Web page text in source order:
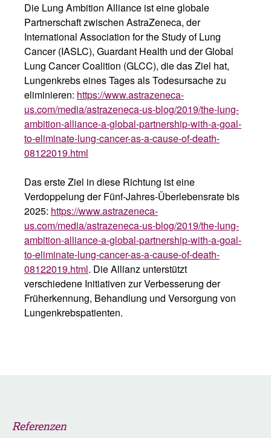
Die Lung Ambition Alliance ist eine globale
Partnerschaft zwischen AstraZeneca, der
International Association for the Study of Lung
Cancer (IASLC), Guardant Health und der Global
Lung Cancer Coalition (GLCC), die das Ziel hat,
Lungenkrebs eines Tages als Todesursache zu
eliminieren: https://www.astrazeneca-
us.com/media/astrazeneca-us-blog/2019/the-lung-
ambition-alliance-a-global-partnership-with-a-goal-
to-eliminate-lung-cancer-as-a-cause-of-death-
08122019.html
Das erste Ziel in diese Richtung ist eine
Verdoppelung der Fünf-Jahres-Überlebensrate bis
2025: https://www.astrazeneca-
us.com/media/astrazeneca-us-blog/2019/the-lung-
ambition-alliance-a-global-partnership-with-a-goal-
to-eliminate-lung-cancer-as-a-cause-of-death-
08122019.html. Die Allianz unterstützt
verschiedene Initiativen zur Verbesserung der
Früherkennung, Behandlung und Versorgung von
Lungenkrebspatienten.
Referenzen